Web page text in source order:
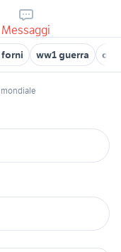
Messaggi
ww1 guerra